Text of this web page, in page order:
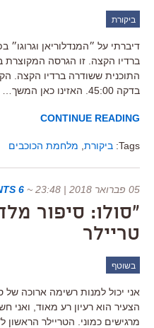
ביקורת
דיברתי על ״המנדלוריאן
ברדיו הקצה. זו הגרסה המקוצרת
התוכנית ששודרה ברדיו הקצה.
בדקה 45:00. האזינו כאן המשך…
CONTINUE READING
Tags: ביקורת מלחמת הכוכבים
05 פברואר 2018 | 23:48 ~
6 COMMENTS
"סולו: סיפור
טריילר
בשוטף
אני יכול למנות רשימה ארוכה
מרגישים כמוני. הטריילר הראשון